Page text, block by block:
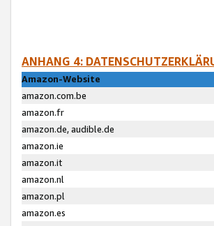
ANHANG 4:
Amazon-Website
amazon.com.be
amazon.fr
amazon.de, audible.de
amazon.ie
amazon.it
amazon.nl
amazon.pl
amazon.es